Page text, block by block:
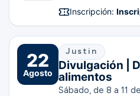
Inscripción:
22
Agosto
Justin
Divulgación |
alimentos
Sábado, de 8 a 11